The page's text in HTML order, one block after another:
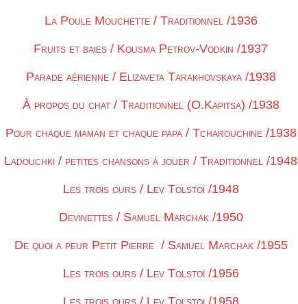
La Poule Mouchette / Traditionnel /1936
Fruits et baies / Kousma Petrov-Vodkin /1937
Parade aérienne / Elizaveta Tarakhovskaya /1938
À propos du chat / Traditionnel (O.Kapitsa) /1938
Pour chaque maman et chaque papa / Tcharouchine /1938
Ladouchki / petites chansons à jouer / Traditionnel /1948
Les trois ours / Lev Tolstoï /1948
Devinettes / Samuel Marchak /1950
De quoi a peur Petit Pierre / Samuel Marchak /1955
Les trois ours / Lev Tolstoï /1956
Les trois ours / Lev Tolstoi /1958